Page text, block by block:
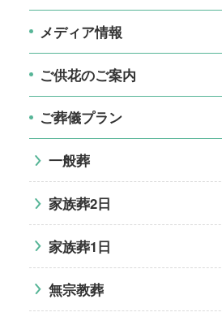
メディア情報
ご供花のご案内
ご葬儀プラン
一般葬
家族葬2日
家族葬1日
無宗教葬